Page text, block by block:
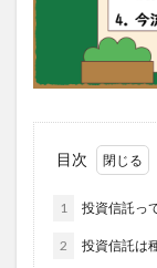
目次
1 投資信託っ
2 投資信託は